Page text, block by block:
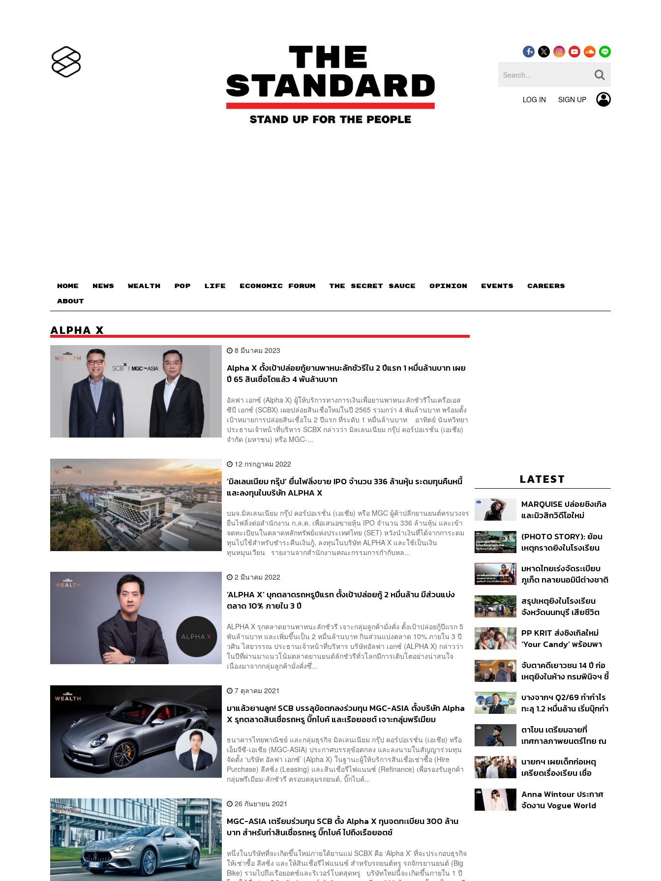
LOG IN SIGN UP
HOME NEWS WEALTH POP LIFE ECONOMIC FORUM THE SECRET SAUCE​ OPINION EVENTS CAREERS
ABOUT
ALPHA X
8 มีนาคม 2023
Alpha X ตั้งเป้าปล่อยกู้ยานพาหนะลักชัวรีใน 2 ปีแรก 1 หมื่นล้านบาท เผย
ปี 65 สินเชื่อโตแล้ว 4 พันล้านบาท
อัลฟา เอกซ์ (Alpha X) ผู้ให้บริการทางการเงินเพื่อยานพาหนะลักชัวรีในเครือเอส
ซีบี เอกซ์ (SCBX) เผยปล่อยสินเชื่อใหม่ในปี 2565 รวมกว่า 4 พันล้านบาท พร้อมตั้ง
เป้าหมายการปล่อยสินเชื่อใน 2 ปีแรก ที่ระดับ 1 หมื่นล้านบาท อาทิตย์ นันทวิทยา
ประธานเจ้าหน้าที่บริหาร SCBX กล่าวว่า มิลเลนเนียม กรุ๊ป คอร์ปอเรชั่น (เอเชีย)
จำกัด (มหาชน) หรือ MGC-...
12 กรกฎาคม 2022
‘มิลเลนเนียม กรุ๊ป’ ยื่นไฟลิ่งขาย IPO จำนวน 336 ล้านหุ้น ระดมทุนคืนหนี้
และลงทุนในบริษัท ALPHA X
บมจ.มิลเลนเนียม กรุ๊ป คอร์ปอเรชั่น (เอเชีย) หรือ MGC ผู้ค้าปลีกยานยนต์ครบวงจร
ยื่นไฟลิ่งต่อสำนักงาน ก.ล.ต. เพื่อเสนอขายหุ้น IPO จำนวน 336 ล้านหุ้น และเข้า
จดทะเบียนในตลาดหลักทรัพย์แห่งประเทศไทย (SET) หวังนำเงินที่ได้จากการะดม
ทุนไปใช้สำหรับชำระคืนเงินกู้, ลงทุนในบริษัท ALPHA X และใช้เป็นเงิน
ทุนหมุนเวียน รายงานจากสำนักงานคณะกรรมการกำกับหล...
2 มีนาคม 2022
‘ALPHA X’ บุกตลาดรถหรูปีแรก ตั้งเป้าปล่อยกู้ 2 หมื่นล้าน มีส่วนแบ่ง
ตลาด 10% ภายใน 3 ปี
ALPHA X รุกตลาดยานพาหนะลักชัวรี เจาะกลุ่มลูกค้ามั่งคั่ง ตั้งเป้าปล่อยกู้ปีแรก 5
พันล้านบาท และเพิ่มขึ้นเป็น 2 หมื่นล้านบาท กินส่วนแบ่งตลาด 10% ภายใน 3 ปี
วศิน ไสยวรรณ ประธานเจ้าหน้าที่บริหาร บริษัทอัลฟา เอกซ์ (ALPHA X) กล่าวว่า
ในปีที่ผ่านมาแนวโน้มตลาดยานยนต์ลักชัวรีทั่วโลกมีการเติบโตอย่างน่าสนใจ
เนื่องมาจากกลุ่มลูกค้ามั่งคั่งซึ่...
7 ตุลาคม 2021
มาแล้วยานลูก! SCB บรรลุข้อตกลงร่วมทุน MGC-ASIA ตั้งบริษัท Alpha
X รุกตลาดสินเชื่อรถหรู บิ๊กไบค์ และเรือยอชต์ เจาะกลุ่มพรีเมียม
ธนาคารไทยพาณิชย์ และกลุ่มธุรกิจ มิลเลนเนียม กรุ๊ป คอร์ปอเรชั่น (เอเชีย) หรือ
เอ็มจีซี-เอเชีย (MGC-ASIA) ประกาศบรรลุข้อตกลง และลงนามในสัญญาร่วมทุน
จัดตั้ง ‘บริษัท อัลฟา เอกซ์’ (Alpha X) ในฐานะผู้ให้บริการสินเชื่อเช่าซื้อ (Hire
Purchase) ลีสซิ่ง (Leasing) และสินเชื่อรีไฟแนนซ์ (Refinance) เพื่อรองรับลูกค้า
กลุ่มพรีเมียม-ลักชัวรี ครอบคลุมรถยนต์, บิ๊กไบค์...
26 กันยายน 2021
MGC-ASIA เตรียมร่วมทุน SCB ตั้ง Alpha X ทุนจดทะเบียน 300 ล้าน
บาท สำหรับทำสินเชื่อรถหรู บิ๊กไบค์ ไปถึงเรือยอตช์
หนึ่งในบริษัทที่จะเกิดขึ้นใหม่ภายใต้ยานแม่ SCBX คือ ‘Alpha X’ ที่จะประกอบธุรกิจ
ให้เช่าซื้อ ลีสซิ่ง และให้สินเชื่อรีไฟแนนซ์ สำหรับรถยนต์หรู รถจักรยานยนต์ (Big
Bike) รวมไปถึงเรือยอตช์และริเวอร์โบตสุดหรู บริษัทใหม่นี้จะเกิดขึ้นภายใน 1 ปี
LATEST
MARQUISE ปล่อยซิงเกิล
และมิวสิกวิดีโอใหม่
สัมพันธ์สุด Toxic
(PHOTO STORY): ย้อน
เหตุกราดยิงในโรงเรียน
นักเรียน
มหาดไทยเร่งจัดระเบียบ
ภูเก็ต ทลายนอมินีต่างชาติ
ที่ดิน เคลียร์ใบอนุญาต
โรงแรมค้าง 7 ปี
สรุปเหตุยิงในโรงเรียน
จังหวัดนนทบุรี เสียชีวิต
ปมค้นประวัติคดีกราดยิงที่
สหรัฐฯ
PP KRIT ส่งซิงเกิลใหม่
‘Your Candy’ พร้อมพา
สิกวิดีโอ
จับตาคดีเยาวชน 14 ปี ก่อ
เหตุยิงในห้าง กรมพินิจฯ ชี้
เนื่อง ประเมินปล่อยตัว
บางจากฯ Q2/69 ทำกำไร
ทะลุ 1.2 หมื่นล้าน เริ่มบุ๊กกำ
แรก หนุนรายได้ครึ่งปีทะลุ
3.2 แสนล้าน
ตาโขน เตรียมฉายที่
เทศกาลภาพยนตร์ไทย ณ
นายกฯ เผยเด็กก่อเหตุ
เครียดเรื่องเรียน เชื่อ
กระสุนอีกกว่า 30 นัด หาก
ไม่จบชีวิตตัวเองอาจสูญ
Anna Wintour ประกาศ
จัดงาน Vogue World